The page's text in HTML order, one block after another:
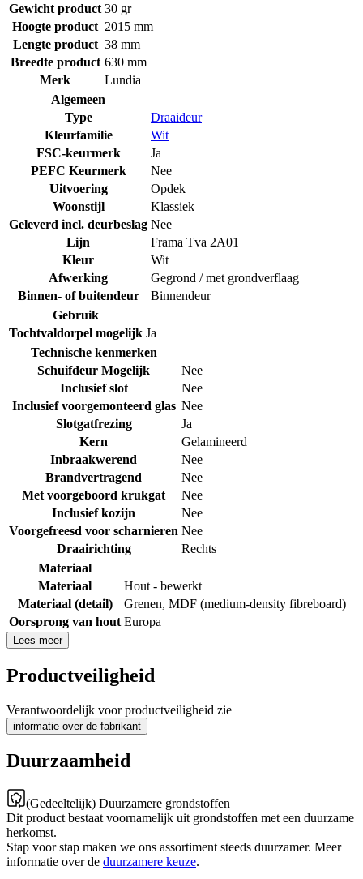
Gewicht product 30 gr
Hoogte product 2015 mm
Lengte product 38 mm
Breedte product 630 mm
Merk
Lundia
Algemeen
Type
Draaideur
Kleurfamilie
Wit
FSC-keurmerk
Ja
PEFC Keurmerk
Nee
Uitvoering
Opdek
Woonstijl
Klassiek
Geleverd incl. deurbeslag Nee
Lijn
Frama Tva 2A01
Kleur
Wit
Afwerking
Gegrond / met grondverflaag
Binnen- of buitendeur
Binnendeur
Gebruik
Tochtvaldorpel mogelijk Ja
Technische kenmerken
Schuifdeur Mogelijk
Nee
Inclusief slot
Nee
Inclusief voorgemonteerd glas Nee
Slotgatfrezing
Ja
Kern
Gelamineerd
Inbraakwerend
Nee
Brandvertragend
Nee
Met voorgeboord krukgat
Nee
Inclusief kozijn
Nee
Voorgefreesd voor scharnieren Nee
Draairichting
Rechts
Materiaal
Materiaal
Hout - bewerkt
Materiaal (detail)
Grenen, MDF (medium-density fibreboard)
Oorsprong van hout Europa
Lees meer
Productveiligheid
Verantwoordelijk voor productveiligheid zie
informatie over de fabrikant
Duurzaamheid
(Gedeeltelijk) Duurzamere grondstoffen
Dit product bestaat voornamelijk uit grondstoffen met een duurzame
herkomst.
Stap voor stap maken we ons assortiment steeds duurzamer. Meer
informatie over de duurzamere keuze.